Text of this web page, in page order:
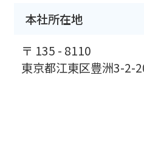
本社所在地
〒 135 - 8110
東京都江東区豊洲3-2-